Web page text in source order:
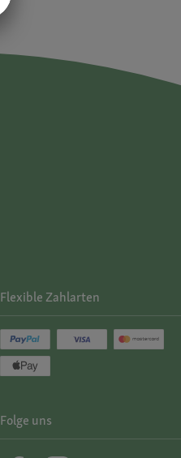
Flexible Zahlarten
Folge uns